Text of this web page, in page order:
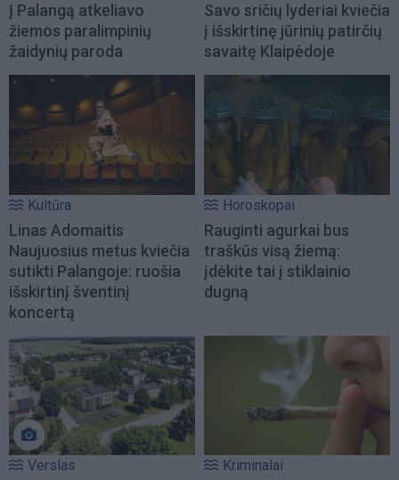
Į Palangą atkeliavo
žiemos paralimpinių
žaidynių paroda
Savo sričių lyderiai kviečia
į išskirtinę jūrinių patirčių
savaitę Klaipėdoje
Kultūra
Linas Adomaitis
Naujuosius metus kviečia
sutikti Palangoje: ruošia
išskirtinį šventinį
koncertą
Horoskopai
Rauginti agurkai bus
traškūs visą žiemą:
įdėkite tai į stiklainio
dugną
Verslas Kriminalai